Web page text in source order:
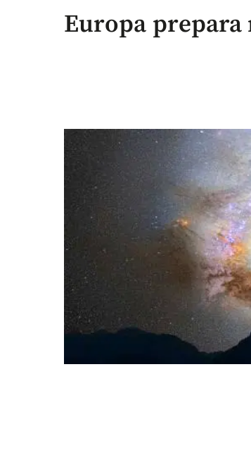
Europa prepara